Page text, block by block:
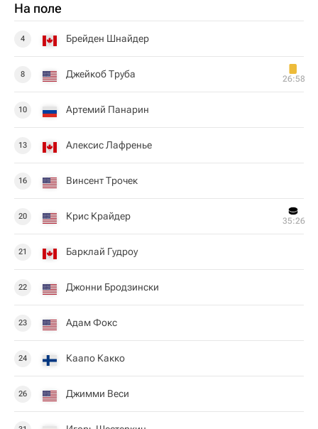
На поле
4 Брейден Шнайдер
8 Джейкоб Труба 26:58
10 Артемий Панарин
13 Алексис Лафренье
16 Винсент Трочек
20 Крис Крайдер 35:26
21 Барклай Гудроу
22 Джонни Бродзински
23 Адам Фокс
24 Каапо Какко
26 Джимми Веси